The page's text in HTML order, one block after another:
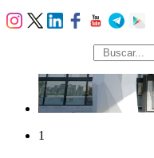
búsqueda
1